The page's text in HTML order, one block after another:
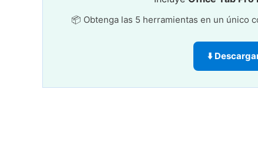
📦 Obtenga las 5 herramientas en un único
⬇️